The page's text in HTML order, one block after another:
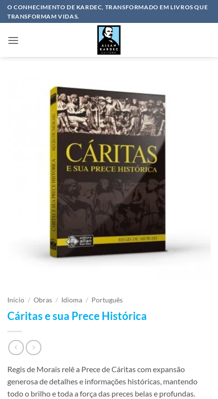
SkipO CONHECIMENTO DE KARDEC, TRANSFORMADO EM LIVROS QUE
TRANSFORMAM VIDAS.
Início / Obras / Idioma / Português
Cáritas e sua Prece Histórica
Regis de Morais relê a Prece de Cáritas com expansão
generosa de detalhes e informações históricas, mantendo
todo o brilho e toda a força das preces belas e profundas.